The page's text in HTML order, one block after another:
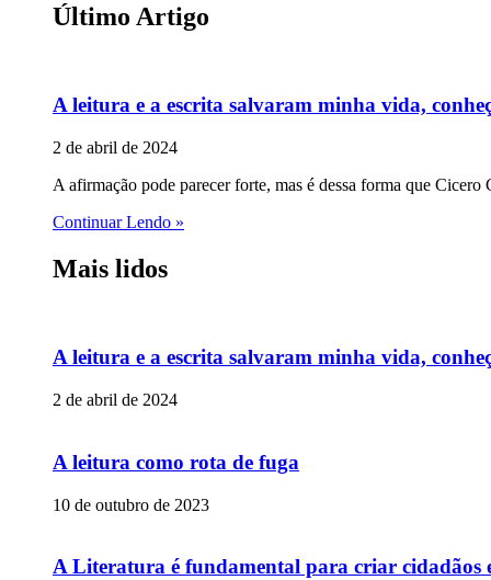
Último Artigo
A leitura e a escrita salvaram minha vida,
2 de abril de 2024
A afirmação pode parecer forte, mas é dessa forma que
Continuar Lendo »
Mais lidos
A leitura e a escrita salvaram minha vida,
2 de abril de 2024
A leitura como rota de fuga
10 de outubro de 2023
A Literatura é fundamental para criar cidadãos